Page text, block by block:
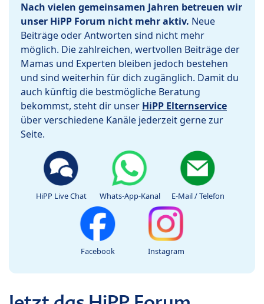
Nach vielen gemeinsamen Jahren betreuen wir
unser HiPP Forum nicht mehr aktiv. Neue
Beiträge oder Antworten sind nicht mehr
möglich. Die zahlreichen, wertvollen Beiträge der
Mamas und Experten bleiben jedoch bestehen
und sind weiterhin für dich zugänglich. Damit du
auch künftig die bestmögliche Beratung
bekommst, steht dir unser HiPP Elternservice
über verschiedene Kanäle jederzeit gerne zur
Seite.
HiPP Live Chat Whats-App-Kanal E-Mail / Telefon
Facebook Instagram